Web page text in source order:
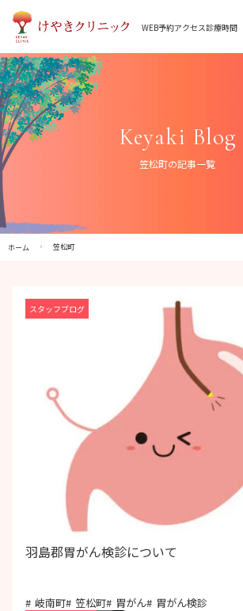
Skip
content
WEB予約アクセス診療時間
Keyaki Blog
笠松町の記事一覧
ホーム 笠松町
スタッフブログ
羽島郡胃がん検診について
岐南町
笠松町 胃がん 胃がん検診